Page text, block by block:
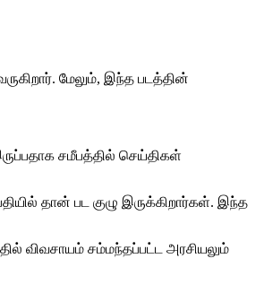
மேலும், இந்த படத்தின்
சமீபத்தில் செய்திகள்
தான் பட குழு இருக்கிறார்கள். இந்த
விவசாயம் சம்மந்தப்பட்ட அரசியலும்